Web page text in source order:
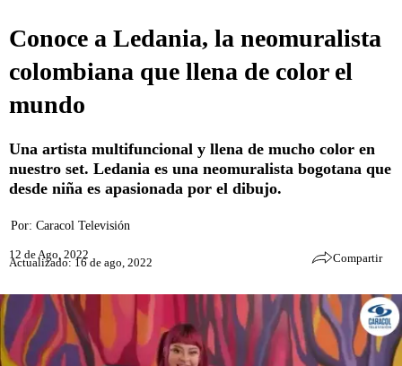
Conoce a Ledania, la neomuralista
colombiana que llena de color el
mundo
Una artista multifuncional y llena de mucho color en
nuestro set. Ledania es una neomuralista bogotana que
desde niña es apasionada por el dibujo.
Por: Caracol Televisión
12 de Ago, 2022
Actualizado: 16 de ago, 2022 Compartir